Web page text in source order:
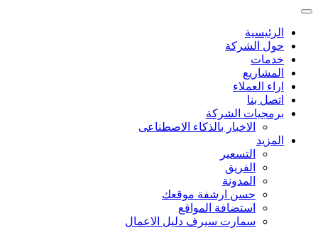
الرئيسية
حول الشركة
خدمات
المشاريع
اراء العملاء
اتصل بنا
برمجيات الشركة
الاخبار بالذكاء الاصطناعى
المزيد
التسعير
الفريق
المدونة
حسن ارشفة موقعك
استضافة المواقع
سمارت سيرف دليل الاعمال